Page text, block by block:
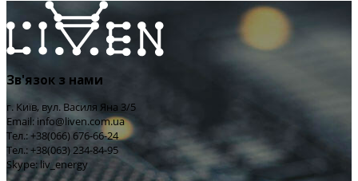
Зв'язок з нами
г. Київ, вул. Василя Яна 3/5
Email: info@liven.com.ua
Тел.: +38(066) 676-66-24
Тел.: +38(063) 234-84-95
Skype: liv_energy